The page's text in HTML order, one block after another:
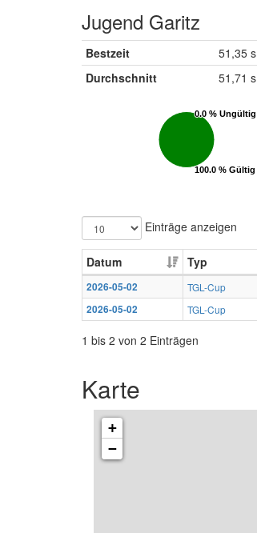
Jugend Garitz
Bestzeit
51,35 s
Durchschnitt
51,71 s
0.0 % Ungültig
0.0 % Ungültig
100.0 % Gültig
100.0 % Gültig
Einträge anzeigen
Datum Typ
2026-05-02 TGL-Cup
2026-05-02
TGL-Cup
1 bis 2 von 2 Einträgen
Karte
+
−